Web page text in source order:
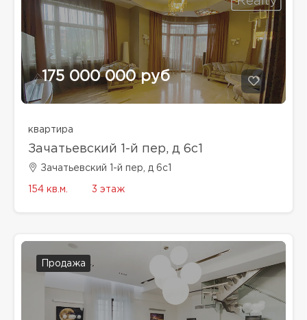
175 000 000 руб
квартира
Зачатьевский 1-й пер, д 6с1
Зачатьевский 1-й пер, д 6с1
154 кв.м. 3 этаж
Продажа